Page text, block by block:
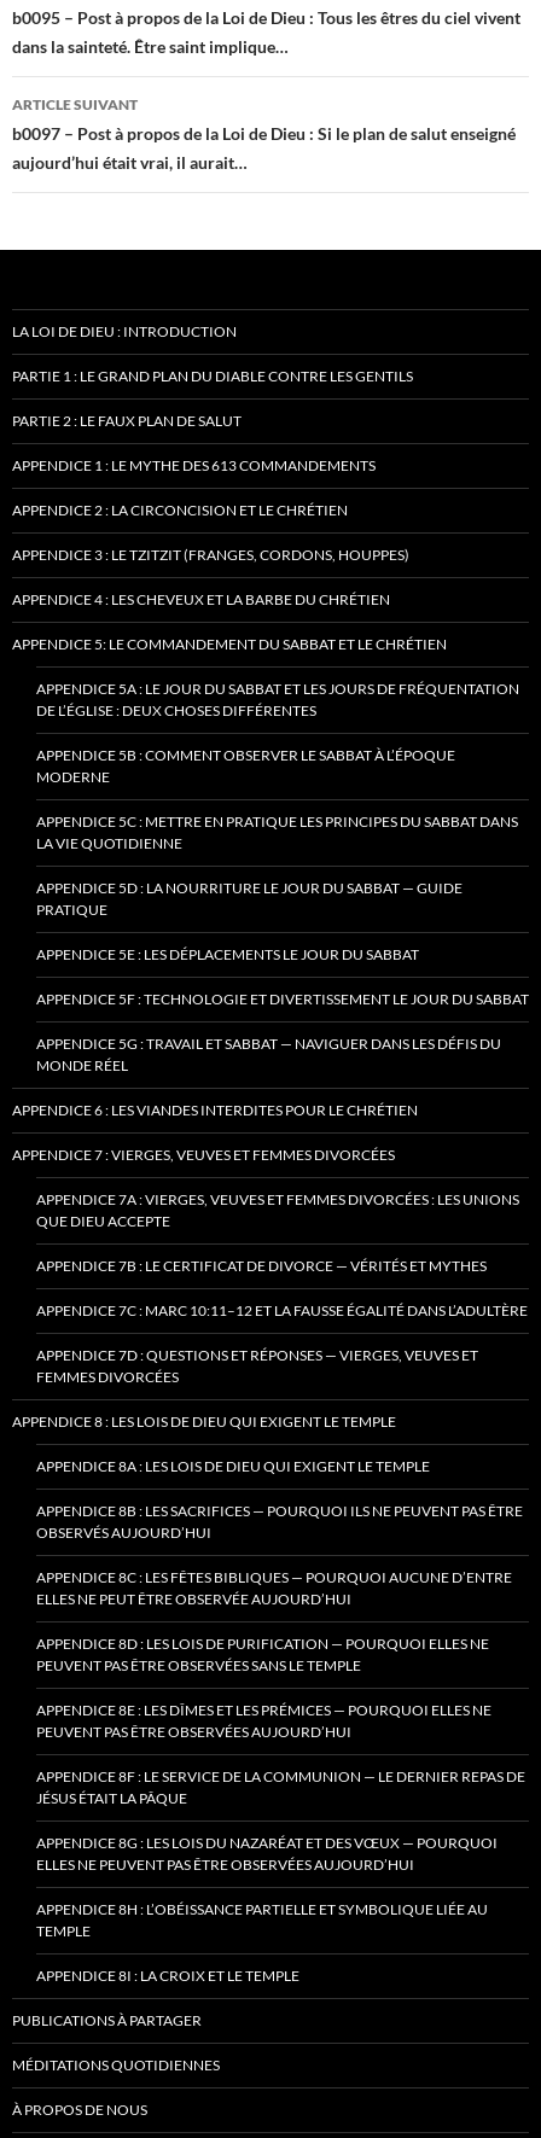
des
articles
b0095 – Post à propos de la Loi de Dieu : Tous les êtres du ciel vivent
dans la sainteté. Être saint implique…
ARTICLE SUIVANT
b0097 – Post à propos de la Loi de Dieu : Si le plan de salut enseigné
aujourd’hui était vrai, il aurait…
LA LOI DE DIEU : INTRODUCTION
PARTIE 1 : LE GRAND PLAN DU DIABLE CONTRE LES GENTILS
PARTIE 2 : LE FAUX PLAN DE SALUT
APPENDICE 1 : LE MYTHE DES 613 COMMANDEMENTS
APPENDICE 2 : LA CIRCONCISION ET LE CHRÉTIEN
APPENDICE 3 : LE TZITZIT (FRANGES, CORDONS, HOUPPES)
APPENDICE 4 : LES CHEVEUX ET LA BARBE DU CHRÉTIEN
APPENDICE 5: LE COMMANDEMENT DU SABBAT ET LE CHRÉTIEN
APPENDICE 5A : LE JOUR DU SABBAT ET LES JOURS DE FRÉQUENTATION
DE L’ÉGLISE : DEUX CHOSES DIFFÉRENTES
APPENDICE 5B : COMMENT OBSERVER LE SABBAT À L’ÉPOQUE
MODERNE
APPENDICE 5C : METTRE EN PRATIQUE LES PRINCIPES DU SABBAT DANS
LA VIE QUOTIDIENNE
APPENDICE 5D : LA NOURRITURE LE JOUR DU SABBAT — GUIDE
PRATIQUE
APPENDICE 5E : LES DÉPLACEMENTS LE JOUR DU SABBAT
APPENDICE 5F : TECHNOLOGIE ET DIVERTISSEMENT LE JOUR DU SABBAT
APPENDICE 5G : TRAVAIL ET SABBAT — NAVIGUER DANS LES DÉFIS DU
MONDE RÉEL
APPENDICE 6 : LES VIANDES INTERDITES POUR LE CHRÉTIEN
APPENDICE 7 : VIERGES, VEUVES ET FEMMES DIVORCÉES
APPENDICE 7A : VIERGES, VEUVES ET FEMMES DIVORCÉES : LES UNIONS
QUE DIEU ACCEPTE
APPENDICE 7B : LE CERTIFICAT DE DIVORCE — VÉRITÉS ET MYTHES
APPENDICE 7C : MARC 10:11–12 ET LA FAUSSE ÉGALITÉ DANS L’ADULTÈRE
APPENDICE 7D : QUESTIONS ET RÉPONSES — VIERGES, VEUVES ET
FEMMES DIVORCÉES
APPENDICE 8 : LES LOIS DE DIEU QUI EXIGENT LE TEMPLE
APPENDICE 8A : LES LOIS DE DIEU QUI EXIGENT LE TEMPLE
APPENDICE 8B : LES SACRIFICES — POURQUOI ILS NE PEUVENT PAS ÊTRE
OBSERVÉS AUJOURD’HUI
APPENDICE 8C : LES FÊTES BIBLIQUES — POURQUOI AUCUNE D’ENTRE
ELLES NE PEUT ÊTRE OBSERVÉE AUJOURD’HUI
APPENDICE 8D : LES LOIS DE PURIFICATION — POURQUOI ELLES NE
PEUVENT PAS ÊTRE OBSERVÉES SANS LE TEMPLE
APPENDICE 8E : LES DÎMES ET LES PRÉMICES — POURQUOI ELLES NE
PEUVENT PAS ÊTRE OBSERVÉES AUJOURD’HUI
APPENDICE 8F : LE SERVICE DE LA COMMUNION — LE DERNIER REPAS DE
JÉSUS ÉTAIT LA PÂQUE
APPENDICE 8G : LES LOIS DU NAZARÉAT ET DES VŒUX — POURQUOI
ELLES NE PEUVENT PAS ÊTRE OBSERVÉES AUJOURD’HUI
APPENDICE 8H : L’OBÉISSANCE PARTIELLE ET SYMBOLIQUE LIÉE AU
TEMPLE
APPENDICE 8I : LA CROIX ET LE TEMPLE
PUBLICATIONS À PARTAGER
MÉDITATIONS QUOTIDIENNES
À PROPOS DE NOUS